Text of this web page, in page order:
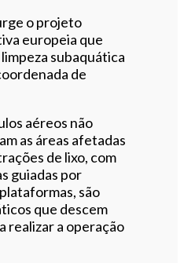
o projeto
europeia que
subaquática
de
aéreos não
as áreas afetadas
de lixo, com
guiadas por
são
que descem
realizar a operação